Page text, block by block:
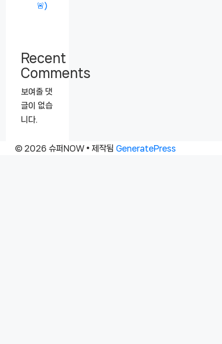
🚨)
Recent
Comments
보여줄 댓
글이 없습
니다.
© 2026 슈퍼NOW • 제작됨 GeneratePress